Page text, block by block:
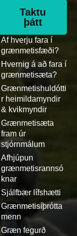
Taktu
þátt
Af hverju fara í
grænmetisfæði?
Hvernig á að fara í
grænmetisæta?
Grænmetishuldótti
r heimildamyndir
& kvikmyndir
Grænmetisæta
fram úr
stjórnmálum
Afhjúpun
grænmetisrannsó
knar
Sjálfbær lífshætti
Grænmetisíþrótta
menn
Græn fegurð